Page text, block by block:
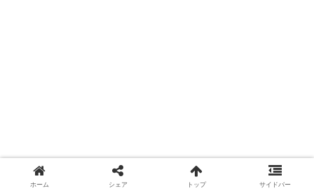
ホーム シェア トップ サイドバー